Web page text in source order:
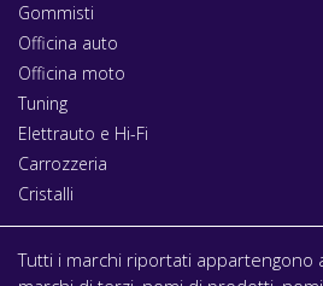
Gommisti
Officina auto
Officina moto
Tuning
Elettrauto e Hi-Fi
Carrozzeria
Cristalli
Tutti i marchi riportati appartengono